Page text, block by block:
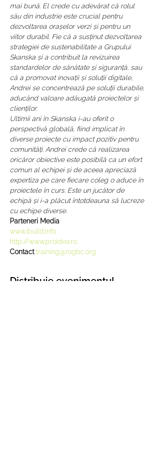
mai bună. El crede cu adevărat că rolul
său din industrie este crucial pentru
dezvoltarea orașelor verzi și pentru un
viitor durabil. Fie că a susținut dezvoltarea
strategiei de sustenabilitate a Grupului
Skanska și a contribuit la revizuirea
standardelor de sănătate și siguranță, sau
că a promovat inovații și soluții digitale,
Andrei se concentrează pe soluții durabile,
aducând valoare adăugată proiectelor și
clienților.
Ultimii ani în Skanska i-au oferit o
perspectivă globală, fiind implicat în
diverse proiecte cu impact pozitiv pentru
comunități. Andrei crede că realizarea
oricăror obiective este posibilă ca un efort
comun al echipei și de aceea apreciază
expertiza pe care fiecare coleg o aduce în
proiectele în curs. Este un jucător de
echipă și i-a plăcut întotdeauna să lucreze
cu echipe diverse.
Parteneri Media
www.ibuild.info
http://www.proidea.ro
Contact training@rogbc.org
Distribuie evenimentul